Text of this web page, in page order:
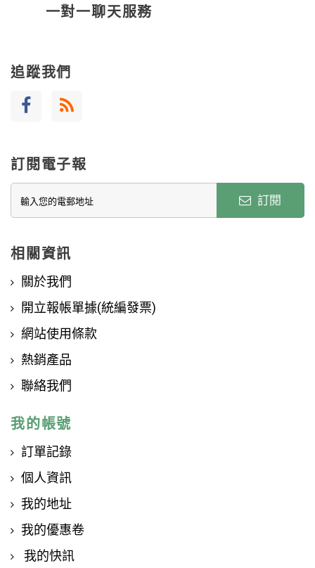
一對一聊天服務
追蹤我們
訂閱電子報
訂閱
相關資訊
關於我們
開立報帳單據(統編發票)
網站使用條款
熱銷產品
聯絡我們
我的帳號
訂單記錄
個人資訊
我的地址
我的優惠卷
我的快訊